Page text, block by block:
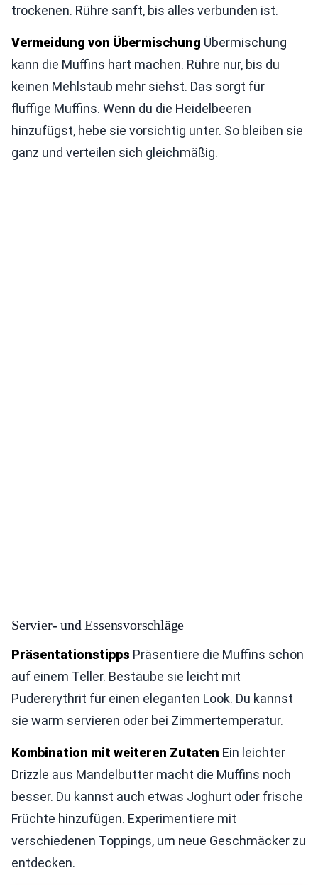
trockenen. Rühre sanft, bis alles verbunden ist.
Vermeidung von Übermischung Übermischung
kann die Muffins hart machen. Rühre nur, bis du
keinen Mehlstaub mehr siehst. Das sorgt für
fluffige Muffins. Wenn du die Heidelbeeren
hinzufügst, hebe sie vorsichtig unter. So bleiben sie
ganz und verteilen sich gleichmäßig.
Servier- und Essensvorschläge
Präsentationstipps Präsentiere die Muffins schön
auf einem Teller. Bestäube sie leicht mit
Pudererythrit für einen eleganten Look. Du kannst
sie warm servieren oder bei Zimmertemperatur.
Kombination mit weiteren Zutaten Ein leichter
Drizzle aus Mandelbutter macht die Muffins noch
besser. Du kannst auch etwas Joghurt oder frische
Früchte hinzufügen. Experimentiere mit
verschiedenen Toppings, um neue Geschmäcker zu
entdecken.